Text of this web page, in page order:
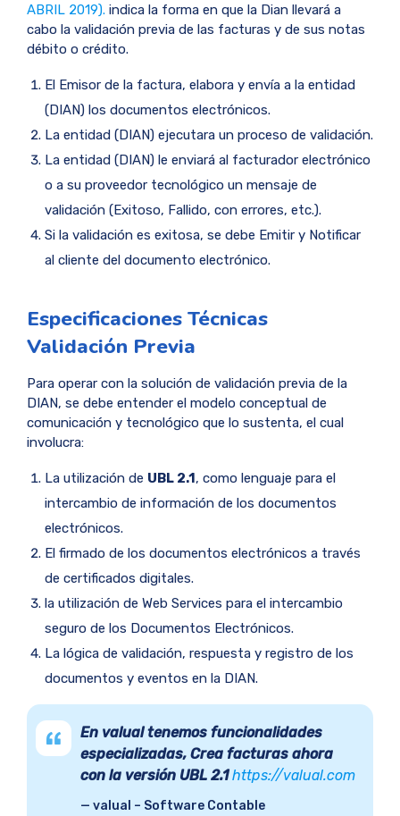
ABRIL 2019). indica la forma en que la Dian llevará a
cabo la validación previa de las facturas y de sus notas
débito o crédito.
El Emisor de la factura, elabora y envía a la entidad
(DIAN) los documentos electrónicos.
La entidad (DIAN) ejecutara un proceso de validación.
La entidad (DIAN) le enviará al facturador electrónico
o a su proveedor tecnológico un mensaje de
validación (Exitoso, Fallido, con errores, etc.).
Si la validación es exitosa, se debe Emitir y Notificar
al cliente del documento electrónico.
Especificaciones Técnicas
Validación Previa
Para operar con la solución de validación previa de la
DIAN, se debe entender el modelo conceptual de
comunicación y tecnológico que lo sustenta, el cual
involucra:
La utilización de UBL 2.1, como lenguaje para el
intercambio de información de los documentos
electrónicos.
El firmado de los documentos electrónicos a través
de certificados digitales.
la utilización de Web Services para el intercambio
seguro de los Documentos Electrónicos.
La lógica de validación, respuesta y registro de los
documentos y eventos en la DIAN.
En valual tenemos funcionalidades
especializadas, Crea facturas ahora
con la versión UBL 2.1 https://valual.com
valual – Software Contable